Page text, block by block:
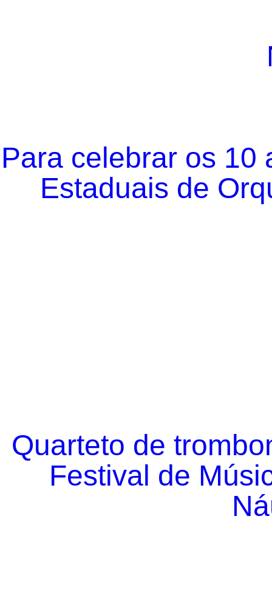
Para celebrar os 10
Estaduais de
Quarteto de
Festival de